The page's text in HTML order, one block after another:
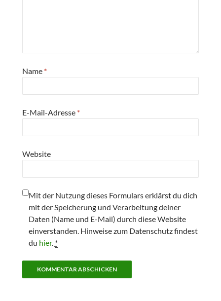
Name *
E-Mail-Adresse *
Website
Mit der Nutzung dieses Formulars erklärst du dich
mit der Speicherung und Verarbeitung deiner
Daten (Name und E-Mail) durch diese Website
einverstanden. Hinweise zum Datenschutz findest
du hier. *